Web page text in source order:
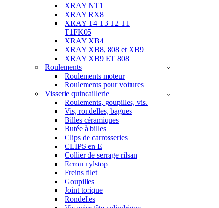
XRAY NT1
XRAY RX8
XRAY T4 T3 T2 T1
T1FK05
XRAY XB4
XRAY XB8, 808 et XB9
XRAY XB9 ET 808
Roulements
Roulements moteur
Roulements pour voitures
Visserie quincaillerie
Roulements, goupilles, vis.
Vis, rondelles, bagues
Billes céramiques
Butée à billes
Clips de carrosseries
CLIPS en E
Collier de serrage rilsan
Ecrou nylstop
Freins filet
Goupilles
Joint torique
Rondelles